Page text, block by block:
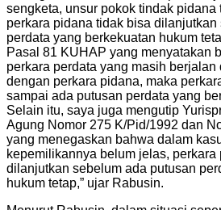
sengketa, unsur pokok tindak pidana
perkara pidana tidak bisa
perdata yang berkekuatan hukum
Pasal 81 KUHAP yang menyatakan
perkara perdata yang masih
dengan perkara pidana, maka
sampai ada putusan perdata yang
Selain itu, saya juga mengutip
Agung Nomor 275 K/Pid/1992 dan
yang menegaskan bahwa dalam
kepemilikannya belum jelas, perkara
dilanjutkan sebelum ada putusan
hukum tetap,” ujar Rabusin.